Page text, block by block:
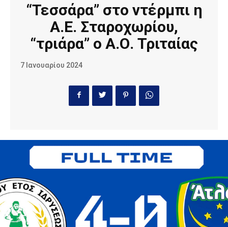
“Τεσσάρα” στο ντέρμπι η
Α.Ε. Σταροχωρίου,
“τριάρα” ο Α.Ο. Τριταίας
7 Ιανουαρίου 2024